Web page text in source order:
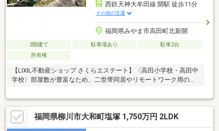
西鉄天神大牟田線 開駅 徒歩11分
その他の交通
福岡県みやま市高田町北新開
2階建て 駐車場あり
駐車2台
所有権
【LIXIL不動産ショップ さくらエステート】〈高田小学校・高田中
学校〉部屋数が豊富なため、二世帯同居やリモートワーク用の書
方が可能です。また、2台分のカーポートを完備しており、雨の日
でも愛車を濡らさずに乗り降りができます。来客時や家族の増車
にも対応できる敷地の広さが強みです。落ち着いた住宅街に位置
しながら、平成7年築と構造もしっかりしており、ゆったりとした
福岡県柳川市大和町塩塚 1,750万円 2LDK